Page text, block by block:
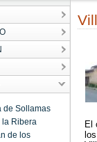
de Sollamas
la Ribera
de los
El